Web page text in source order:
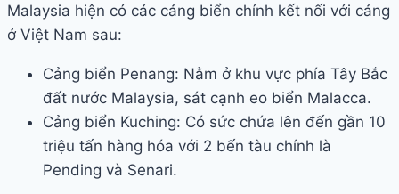
Malaysia hiện có các cảng biển chính kết nối với cảng
ở Việt Nam sau:
Cảng biển Penang: Nằm ở khu vực phía Tây Bắc
đất nước Malaysia, sát cạnh eo biển Malacca.
Cảng biển Kuching: Có sức chứa lên đến gần 10
triệu tấn hàng hóa với 2 bến tàu chính là
Pending và Senari.